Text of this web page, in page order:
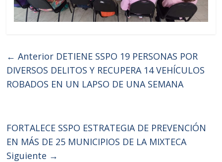
← Anterior DETIENE SSPO 19 PERSONAS POR
DIVERSOS DELITOS Y RECUPERA 14 VEHÍCULOS
ROBADOS EN UN LAPSO DE UNA SEMANA
FORTALECE SSPO ESTRATEGIA DE PREVENCIÓN
EN MÁS DE 25 MUNICIPIOS DE LA MIXTECA
Siguiente →